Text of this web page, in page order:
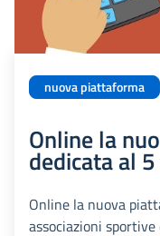
nuova piattaforma
Online la
dedicata al
Online la nuova
associazioni